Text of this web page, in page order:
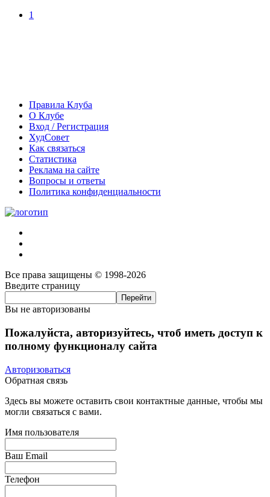
1
Правила Клуба
О Клубе
Вход / Регистрация
ХудСовет
Как связаться
Статистика
Реклама на сайте
Вопросы и ответы
Политика конфиденциальности
Все права защищены © 1998-2026
Введите страницу
Вы не авторизованы
Пожалуйста, авторизуйтесь, чтоб иметь доступ к
полному функционалу сайта
Авторизоваться
Обратная связь
Здесь вы можете оставить свои контактные данные, чтобы мы
могли связаться с вами.
Имя пользователя
Ваш Email
Телефон